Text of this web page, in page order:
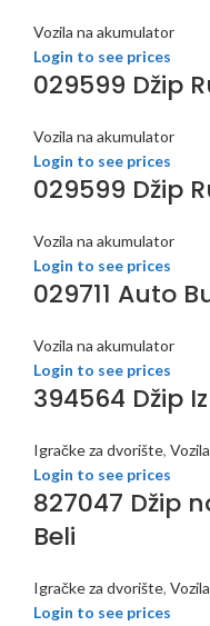
Vozila na akumulator
Login to see prices
029599 Džip
Vozila na akumulator
Login to see prices
029599 Džip
Vozila na akumulator
Login to see prices
029711 Auto
Vozila na akumulator
Login to see prices
394564 Džip
Igračke za dvorište,
Login to see prices
827047 Džip
Beli
Igračke za dvorište,
Login to see prices